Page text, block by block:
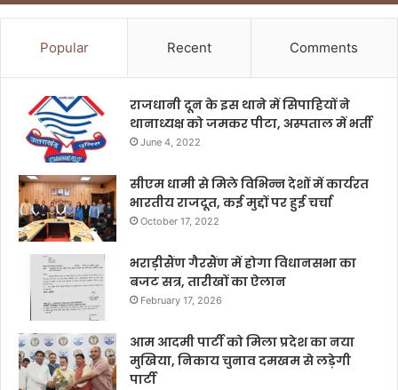
Popular Recent Comments
राजधानी दून के इस थाने में सिपाहियों ने
थानाध्यक्ष को जमकर पीटा, अस्पताल में भर्ती
June 4, 2022
सीएम धामी से मिले विभिन्न देशों में कार्यरत
भारतीय राजदूत, कई मुद्दों पर हुई चर्चा
October 17, 2022
भराड़ीसैंण गैरसैंण में होगा विधानसभा का
बजट सत्र, तारीखों का ऐलान
February 17, 2026
आम आदमी पार्टी को मिला प्रदेश का नया
मुखिया, निकाय चुनाव दमखम से लड़ेगी
पार्टी